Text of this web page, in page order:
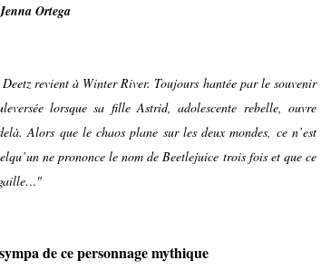
Ortega
revient à Winter River. Toujours hantée par le souvenir
lorsque sa fille Astrid, adolescente rebelle, ouvre
Alors que le chaos plane sur les deux mondes, ce n’est
ne prononce le nom de Beetlejuice trois fois et que ce
de ce personnage mythique